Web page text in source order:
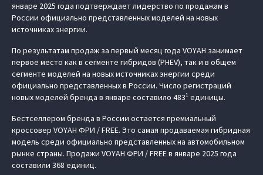
январе 2025 года подтверждает лидерство по продажам в
России официально представленных моделей на новых
источниках энергии.
По результатам продаж за первый месяц года VOYAH занимает
первое место как в сегменте гибридов (PHEV), так и в общем
сегменте моделей на новых источниках энергии среди
официально представленных в России. Число регистраций
новых моделей бренда в январе составило 4831 единицы.
Бестселлером бренда в России остается премиальный
кроссовер VOYAH ФРИ / FREE. Это самая продаваемая гибридная
модель среди официально представленных на автомобильном
рынке страны. Продажи VOYAH ФРИ / FREE в январе 2025 года
составили 368 единиц.